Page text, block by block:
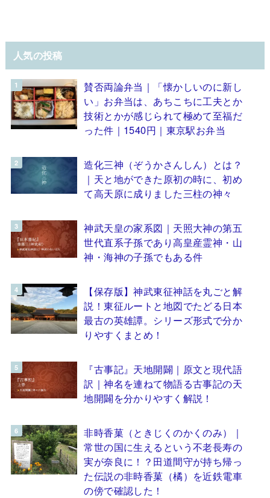
人気の投稿
賛否両論弁当｜「懐かしいのに新し
い」お弁当は、あちこちに工夫とか
技術とかが感じられて極めて至福だ
った件｜1540円｜東京駅お弁当
造化三神（ぞうかさんしん）とは？
｜天と地ができた原初の時に、初め
て高天原に成りました三柱の神々
神武天皇の家系図｜天照大神の第五
世代直系子孫であり高皇産霊神・山
神・海神の子孫でもある件
【保存版】神武東征神話を丸ごと解
説！東征ルートと地図でたどる日本
最古の英雄譚。シリーズ形式で分か
りやすくまとめ！
『古事記』天地開闢｜原文と現代語
訳｜神名を連ねて物語る古事記の天
地開闢を分かりやすく解説！
非時香菓（ときじくのかくのみ）｜
常世の国に生えるという不老長寿の
実が奈良に！？田道間守が持ち帰っ
た伝説の非時香菓（橘）を近鉄電車
の傍で確認した！